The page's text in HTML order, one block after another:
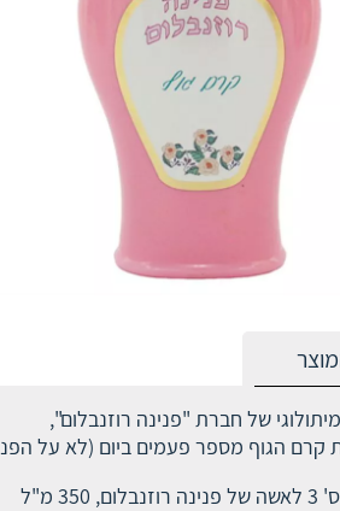
של חברת "פנינה רוזנבלום",
קרם הגוף מספר פעמים ביום (לא על
מ"ל